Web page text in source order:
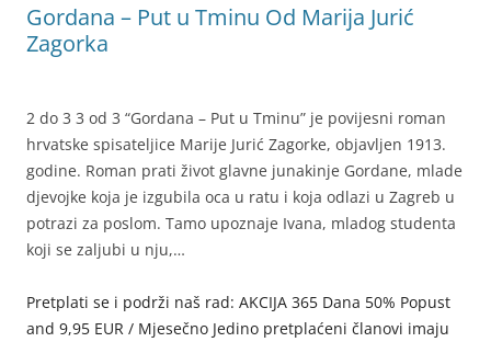
Gordana – Put u Tminu Od Marija Jurić
Zagorka
2 do 3 3 od 3 “Gordana – Put u Tminu” je povijesni roman
hrvatske spisateljice Marije Jurić Zagorke, objavljen 1913.
godine. Roman prati život glavne junakinje Gordane, mlade
djevojke koja je izgubila oca u ratu i koja odlazi u Zagreb u
potrazi za poslom. Tamo upoznaje Ivana, mladog studenta
koji se zaljubi u nju,…
Pretplati se i podrži naš rad: AKCIJA 365 Dana 50% Popust
and 9,95 EUR / Mjesečno Jedino pretplaćeni članovi imaju